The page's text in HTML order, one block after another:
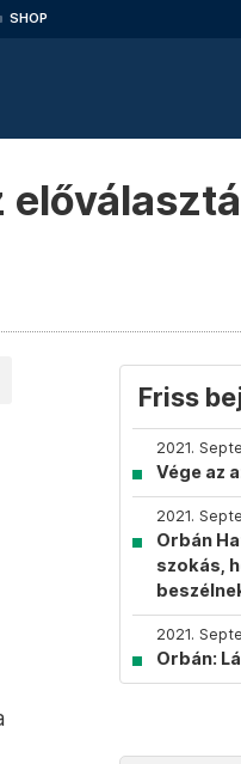
SHOP
Friss
2021.
Vége az
2021.
Orbán
szokás,
2021.
Orbán: